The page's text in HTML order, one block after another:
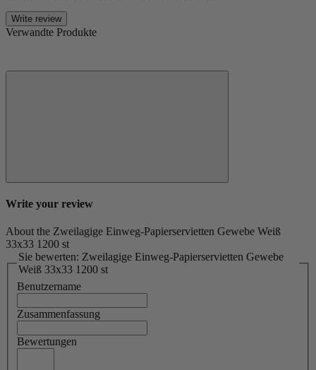
Write review
Verwandte Produkte
Write your review
About the Zweilagige Einweg-Papierservietten Gewebe Weiß
33x33 1200 st
Sie bewerten: Zweilagige Einweg-Papierservietten Gewebe
Weiß 33x33 1200 st
Benutzername
Zusammenfassung
Bewertungen